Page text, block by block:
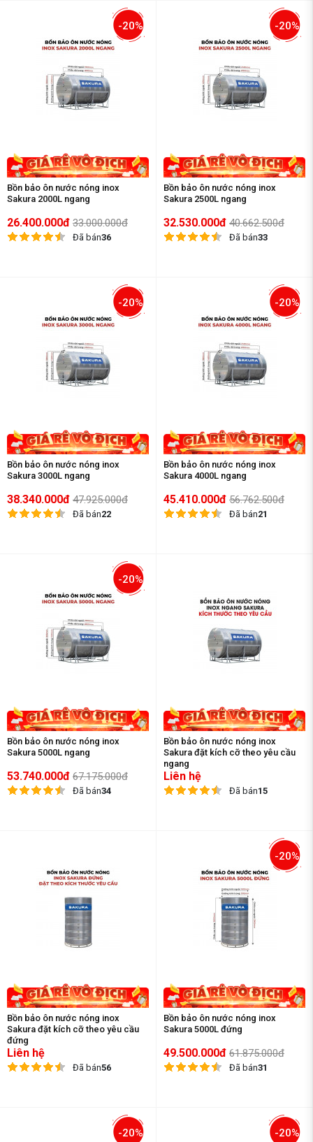
-20%
Bồn bảo ôn nước nóng inox
Sakura 2000L ngang
26.400.000đ 33.000.000đ
Đã bán36
-20%
Bồn bảo ôn nước nóng inox
Sakura 2500L ngang
32.530.000đ 40.662.500đ
Đã bán33
-20%
Bồn bảo ôn nước nóng inox
Sakura 3000L ngang
38.340.000đ 47.925.000đ
Đã bán22
-20%
Bồn bảo ôn nước nóng inox
Sakura 4000L ngang
45.410.000đ 56.762.500đ
Đã bán21
-20%
Bồn bảo ôn nước nóng inox
Sakura 5000L ngang
53.740.000đ 67.175.000đ
Đã bán34
Bồn bảo ôn nước nóng inox
Sakura đặt kích cỡ theo yêu cầu
ngang
Liên hệ
Đã bán15
Bồn bảo ôn nước nóng inox
Sakura đặt kích cỡ theo yêu cầu
đứng
Liên hệ
Đã bán56
-20%
Bồn bảo ôn nước nóng inox
Sakura 5000L đứng
49.500.000đ 61.875.000đ
Đã bán31
-20% -20%